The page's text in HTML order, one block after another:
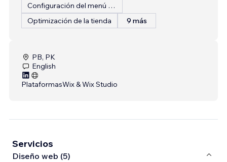
Configuración del menú del restaurante
Optimización de la tienda
9 más
PB, PK
English
PlataformasWix & Wix Studio
Servicios
Diseño web (5)